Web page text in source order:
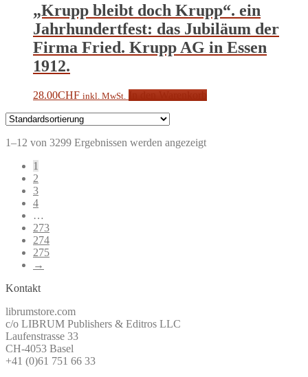
„Krupp bleibt doch Krupp“. ein
Jahrhundertfest: das Jubiläum der
Firma Fried. Krupp AG in Essen
1912.
28.00CHF inkl. MwSt.
1–12 von 3299 Ergebnissen werden angezeigt
1
2
3
4
…
273
274
275
→
Kontakt
librumstore.com
c/o LIBRUM Publishers & Editros LLC
Laufenstrasse 33
CH-4053 Basel
+41 (0)61 751 66 33